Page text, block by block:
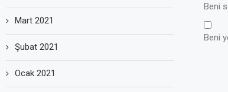
Beni
Beni
Mart 2021
Şubat 2021
Ocak 2021